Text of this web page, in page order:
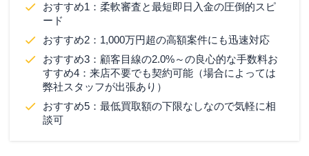
おすすめ1：柔軟審査と最短即日入金の圧倒的スピ
ード
おすすめ2：1,000万円超の高額案件にも迅速対応
おすすめ3：顧客目線の2.0%～の良心的な手数料お
すすめ4：来店不要でも契約可能（場合によっては
弊社スタッフが出張あり）
おすすめ5：最低買取額の下限なしなので気軽に相
談可